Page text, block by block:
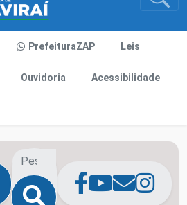
PrefeituraZAP Leis
Ouvidoria Acessibilidade